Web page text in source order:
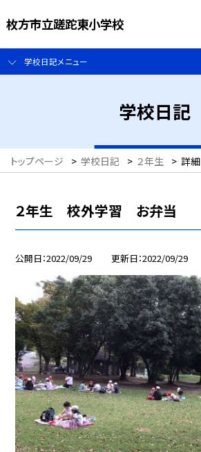
枚方市立蹉跎東小学校
学校日記メニュー
学校日記
トップページ > 学校日記 > ２年生 > 詳細
２年生 校外学習 お弁当
公開日 2022/09/29 更新日 2022/09/29